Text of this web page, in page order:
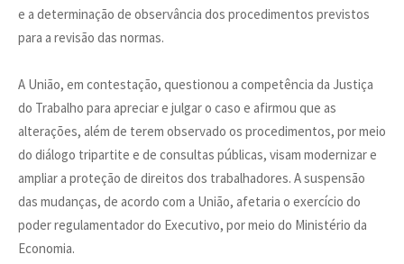
e a determinação de observância dos procedimentos previstos
para a revisão das normas.
A União, em contestação, questionou a competência da Justiça
do Trabalho para apreciar e julgar o caso e afirmou que as
alterações, além de terem observado os procedimentos, por meio
do diálogo tripartite e de consultas públicas, visam modernizar e
ampliar a proteção de direitos dos trabalhadores. A suspensão
das mudanças, de acordo com a União, afetaria o exercício do
poder regulamentador do Executivo, por meio do Ministério da
Economia.